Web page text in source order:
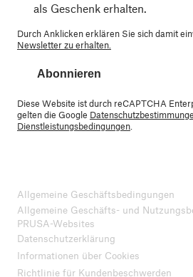
als Geschenk erhalten.
Durch Anklicken erklären Sie sich damit
Newsletter zu erhalten.
Abonnieren
Diese Website ist durch reCAPTCHA
gelten die Google
Dienstleistungsbedingungen
Allgemeine Geschäftsbedingungen
Allgemeine Geschäfts- und
PRUSA-Websites
Datenschutzerklärung
Informationen über Cookies
Richtlinie für Kundenbeschwerden